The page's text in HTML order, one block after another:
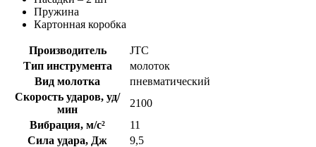
Пружина
Картонная коробка
Производитель
JTC
Тип инструмента
молоток
Вид молотка
пневматический
Скорость ударов, уд/
мин
2100
Вибрация, м/с²
11
Сила удара, Дж
9,5